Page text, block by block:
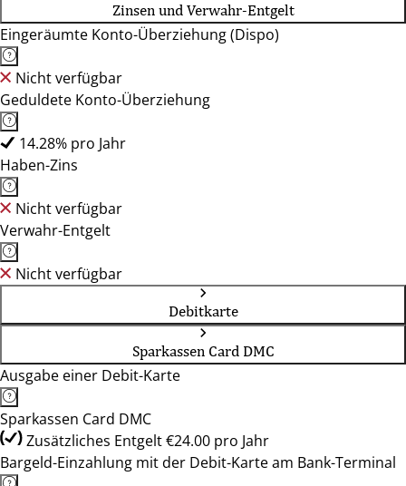
Zinsen und Verwahr-Entgelt
Eingeräumte Konto-Überziehung (Dispo)
Nicht verfügbar
Geduldete Konto-Überziehung
14.28% pro Jahr
Haben-Zins
Nicht verfügbar
Verwahr-Entgelt
Nicht verfügbar
Debitkarte
Sparkassen Card DMC
Ausgabe einer Debit-Karte
Sparkassen Card DMC
Zusätzliches Entgelt €24.00 pro Jahr
Bargeld-Einzahlung mit der Debit-Karte am Bank-Terminal